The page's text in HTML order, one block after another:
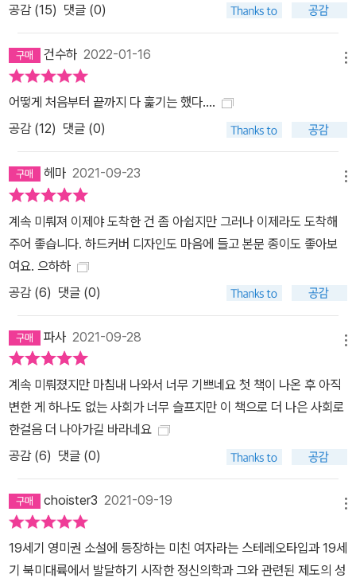
자기 자신과 딸을 ‘구하기’에 나서야 한다고 힘주어 말한다. 여성은 오
로지 배우자나 생물학적 자녀를 갈망하고, 보호하고, 보살피는 외골
수의 무자비함을 자기보존과 자기계발에 집중하는 ‘무자비함’으로 바
꾸어야 한다고 말한다.
공감 (15) 댓글 (0)
건수하 2022-01-16
어떻게 처음부터 끝까지 다 훑기는 했다….
공감 (12) 댓글 (0)
헤마 2021-09-23
계속 미뤄져 이제야 도착한 건 좀 아쉽지만 그러나 이제라도 도착해
주어 좋습니다. 하드커버 디자인도 마음에 들고 본문 종이도 좋아보
여요. 으하하
공감 (6) 댓글 (0)
파사 2021-09-28
계속 미뤄졌지만 마침내 나와서 너무 기쁘네요 첫 책이 나온 후 아직
변한 게 하나도 없는 사회가 너무 슬프지만 이 책으로 더 나은 사회로
한걸음 더 나아가길 바라네요
공감 (6) 댓글 (0)
choister3 2021-09-19
19세기 영미권 소설에 등장하는 미친 여자라는 스테레오타입과 19세
기 북미대륙에서 발달하기 시작한 정신의학과 그와 관련된 제도의 성